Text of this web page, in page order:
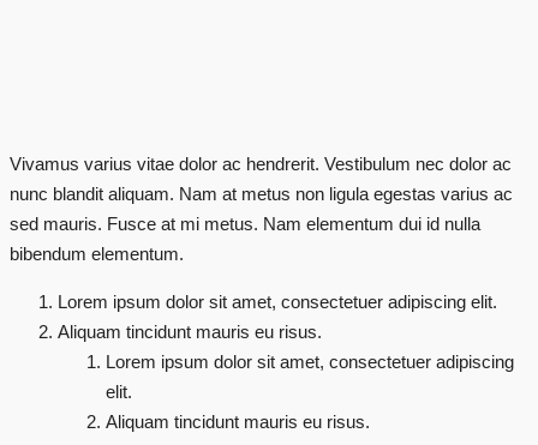
Vivamus varius vitae dolor ac hendrerit. Vestibulum nec dolor ac
nunc blandit aliquam. Nam at metus non ligula egestas varius ac
sed mauris. Fusce at mi metus. Nam elementum dui id nulla
bibendum elementum.
Lorem ipsum dolor sit amet, consectetuer adipiscing elit.
Aliquam tincidunt mauris eu risus.
Lorem ipsum dolor sit amet, consectetuer adipiscing
elit.
Aliquam tincidunt mauris eu risus.